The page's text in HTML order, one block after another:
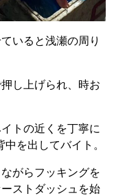
いると浅瀬の周り
し上げられ、時お
トの近くを丁寧に
を出してバイト。
がらフッキングを
ストダッシュを始